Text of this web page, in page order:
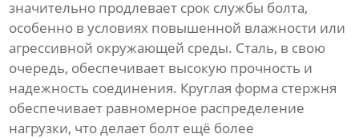
значительно продлевает срок службы болта,
особенно в условиях повышенной влажности или
агрессивной окружающей среды. Сталь, в свою
очередь, обеспечивает высокую прочность и
надежность соединения. Круглая форма стержня
обеспечивает равномерное распределение
нагрузки, что делает болт ещё более